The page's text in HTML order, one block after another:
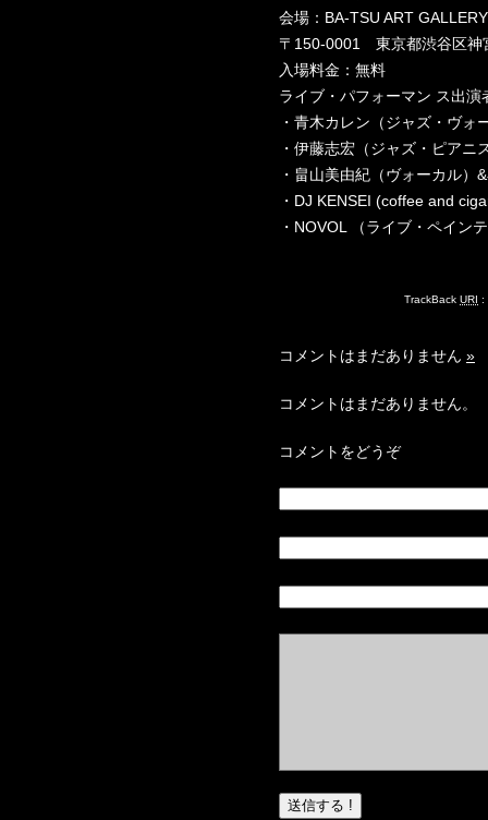
会場：BA-TSU ART
〒150-0001 東京都渋谷区神
入場料金：無料
ライブ・パフォーマン ス出演
・青木カレン（ジャズ・ヴォ
・伊藤志宏（ジャズ・ピアニ
・畠山美由紀（ヴォーカル）
・DJ KENSEI (coffee and
・NOVOL （ライブ・ペイン
TrackBack URI :
コメントはまだありません »
コメントはまだありません。
コメントをどうぞ